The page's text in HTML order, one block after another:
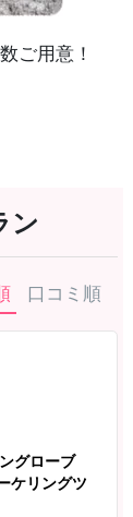
ご用意！
ン
口コミ順
グローブ
ケリングツ